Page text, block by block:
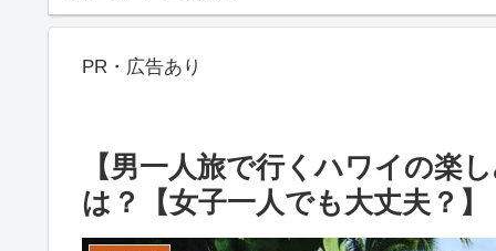
PR・広告あり
【男一人旅で行くハワイの楽
は？【女子一人でも大丈夫？】